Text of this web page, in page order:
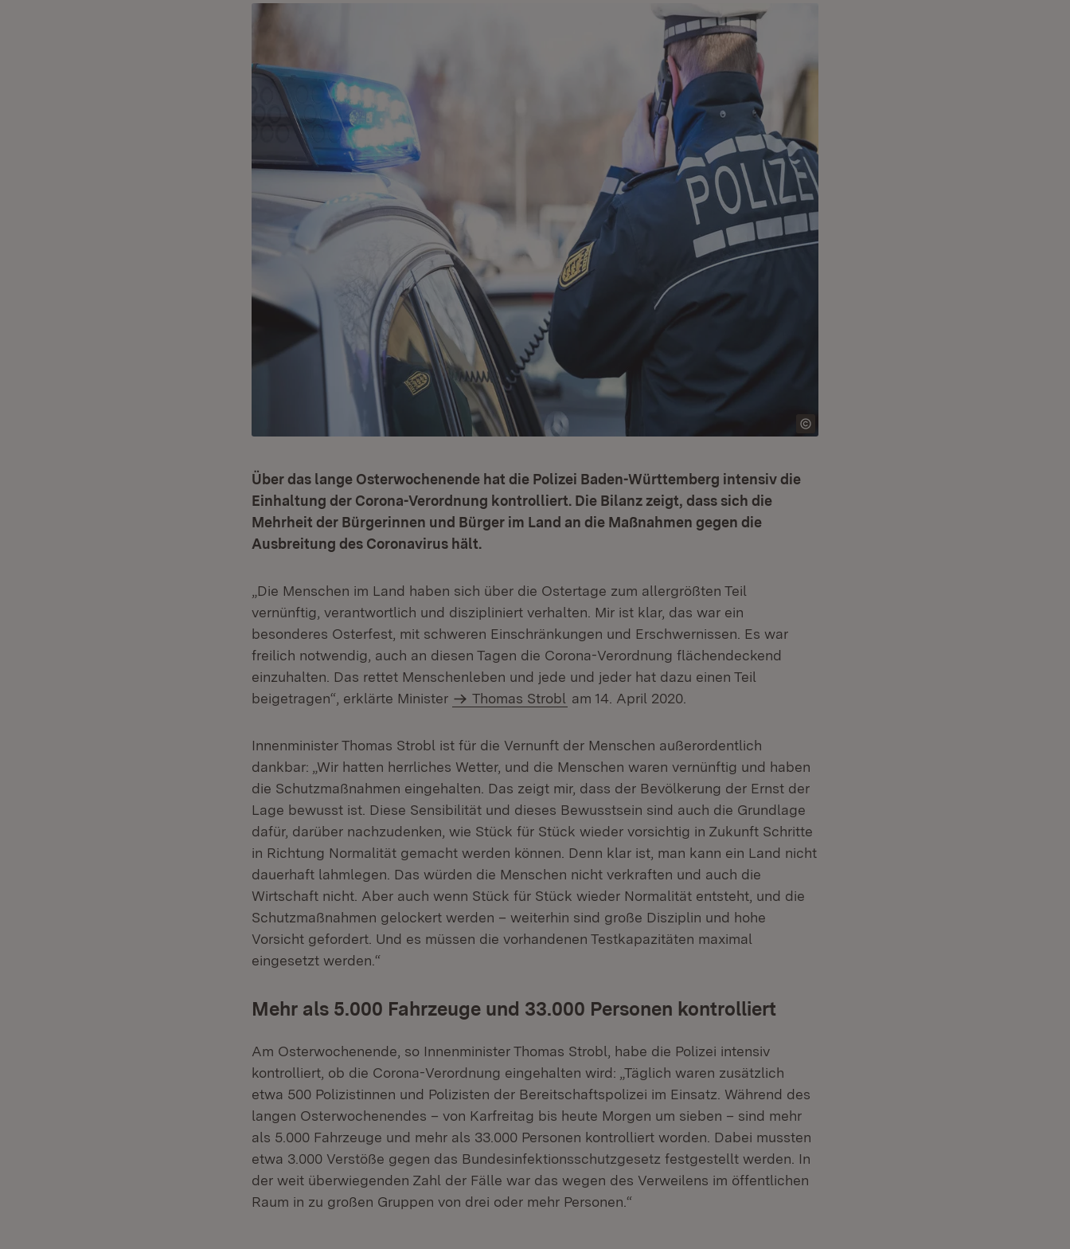
Über das lange Osterwochenende hat die Polizei Baden-Württemberg intensiv die
Einhaltung der Corona-Verordnung kontrolliert. Die Bilanz zeigt, dass sich die
Mehrheit der Bürgerinnen und Bürger im Land an die Maßnahmen gegen die
Ausbreitung des Coronavirus hält.
„Die Menschen im Land haben sich über die Ostertage zum allergrößten Teil
vernünftig, verantwortlich und diszipliniert verhalten. Mir ist klar, das war ein
besonderes Osterfest, mit schweren Einschränkungen und Erschwernissen. Es war
freilich notwendig, auch an diesen Tagen die Corona-Verordnung flächendeckend
einzuhalten. Das rettet Menschenleben und jede und jeder hat dazu einen Teil
beigetragen“, erklärte Minister
Thomas Strobl am 14. April 2020.
Innenminister Thomas Strobl ist für die Vernunft der Menschen außerordentlich
dankbar: „Wir hatten herrliches Wetter, und die Menschen waren vernünftig und haben
die Schutzmaßnahmen eingehalten. Das zeigt mir, dass der Bevölkerung der Ernst der
Lage bewusst ist. Diese Sensibilität und dieses Bewusstsein sind auch die Grundlage
dafür, darüber nachzudenken, wie Stück für Stück wieder vorsichtig in Zukunft Schritte
in Richtung Normalität gemacht werden können. Denn klar ist, man kann ein Land nicht
dauerhaft lahmlegen. Das würden die Menschen nicht verkraften und auch die
Wirtschaft nicht. Aber auch wenn Stück für Stück wieder Normalität entsteht, und die
Schutzmaßnahmen gelockert werden – weiterhin sind große Disziplin und hohe
Vorsicht gefordert. Und es müssen die vorhandenen Testkapazitäten maximal
eingesetzt werden.“
Mehr als 5.000 Fahrzeuge und 33.000 Personen kontrolliert
Am Osterwochenende, so Innenminister Thomas Strobl, habe die Polizei intensiv
kontrolliert, ob die Corona-Verordnung eingehalten wird: „Täglich waren zusätzlich
etwa 500 Polizistinnen und Polizisten der Bereitschaftspolizei im Einsatz. Während des
langen Osterwochenendes – von Karfreitag bis heute Morgen um sieben – sind mehr
als 5.000 Fahrzeuge und mehr als 33.000 Personen kontrolliert worden. Dabei mussten
etwa 3.000 Verstöße gegen das Bundesinfektionsschutzgesetz festgestellt werden. In
der weit überwiegenden Zahl der Fälle war das wegen des Verweilens im öffentlichen
Raum in zu großen Gruppen von drei oder mehr Personen.“